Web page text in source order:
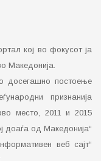
кој во фокусот ја
Македонија.
досегашно постоење
признанија
место, 2011 и 2015
доаѓа од Македонија“
веб сајт“